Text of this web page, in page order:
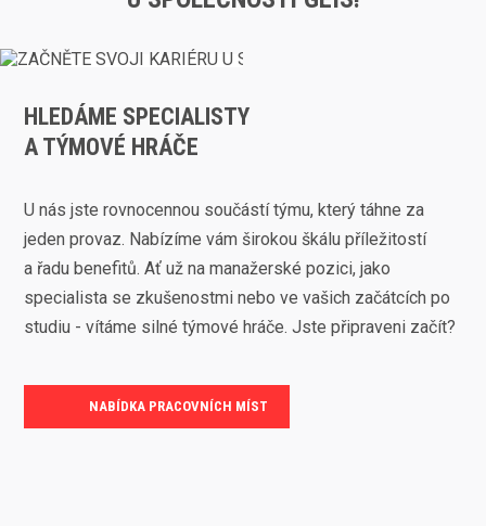
HLEDÁME SPECIALISTY
A TÝMOVÉ HRÁČE
U nás jste rovnocennou součástí týmu, který táhne za
jeden provaz. Nabízíme vám širokou škálu příležitostí
a řadu benefitů. Ať už na manažerské pozici, jako
specialista se zkušenostmi nebo ve vašich začátcích po
studiu - vítáme silné týmové hráče. Jste připraveni začít?
NABÍDKA PRACOVNÍCH MÍST